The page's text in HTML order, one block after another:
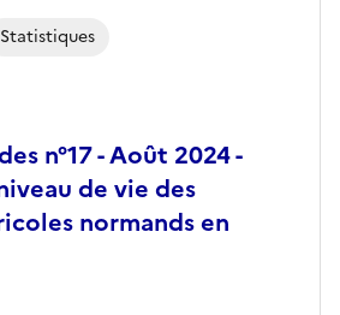
n°17 - Août 2024 -
de vie des
normands en
Statistiques